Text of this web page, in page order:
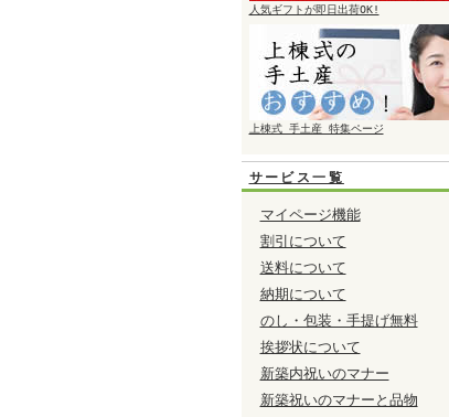
人気ギフトが即日出荷OK!
上棟式 手土産 特集ページ
サービス一覧
マイページ機能
割引について
送料について
納期について
のし・包装・手提げ無料
挨拶状について
新築内祝いのマナー
新築祝いのマナーと品物